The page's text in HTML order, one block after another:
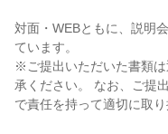
対面・WEBともに、説明
ています。
※ご提出いただいた書類
承ください。 なお、ご提
で責任を持って適切に取